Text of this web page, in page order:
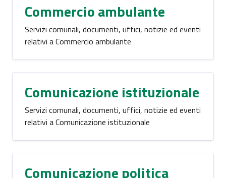
Commercio ambulante
Servizi comunali, documenti, uffici, notizie ed eventi
relativi a Commercio ambulante
Comunicazione istituzionale
Servizi comunali, documenti, uffici, notizie ed eventi
relativi a Comunicazione istituzionale
Comunicazione politica